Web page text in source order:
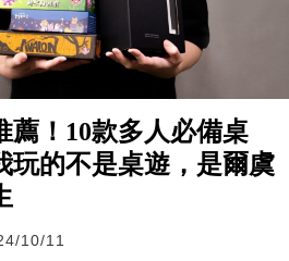
薦！10款多人必備桌
玩的不是桌遊，是爾虞
10/11